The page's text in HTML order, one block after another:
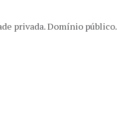
privada. Domínio público.